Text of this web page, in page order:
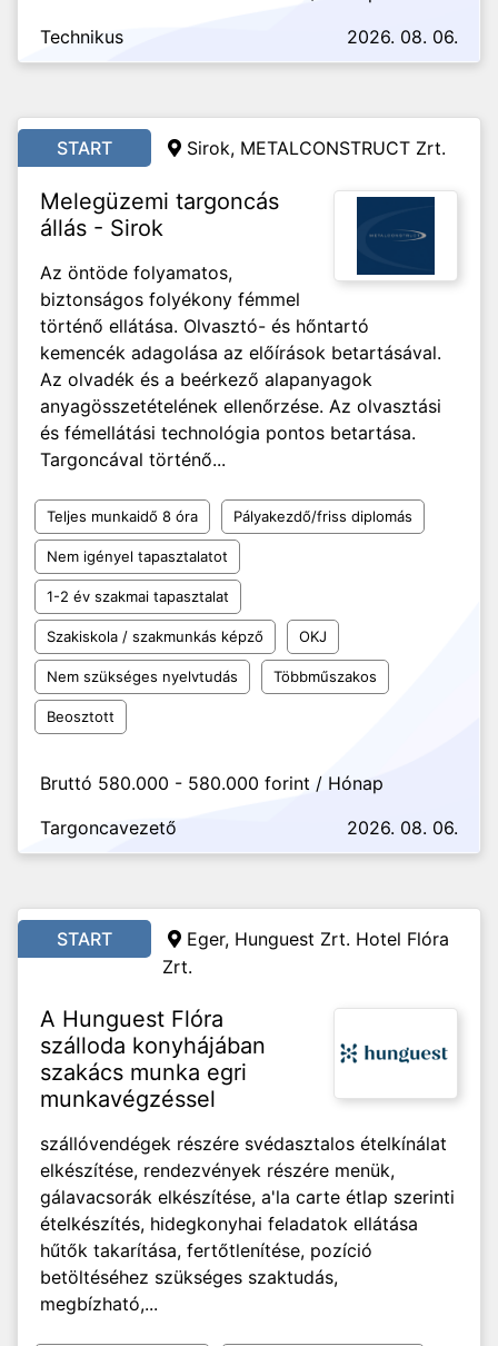
Technikus
2026. 08. 06.
START Sirok, METALCONSTRUCT Zrt.
Melegüzemi targoncás
állás - Sirok
Az öntöde folyamatos,
biztonságos folyékony fémmel
történő ellátása. Olvasztó- és hőntartó
kemencék adagolása az előírások betartásával.
Az olvadék és a beérkező alapanyagok
anyagösszetételének ellenőrzése. Az olvasztási
és fémellátási technológia pontos betartása.
Targoncával történő...
Teljes munkaidő 8 óra Pályakezdő/friss diplomás
Nem igényel tapasztalatot
1-2 év szakmai tapasztalat
Szakiskola / szakmunkás képző OKJ
Nem szükséges nyelvtudás Többműszakos
Beosztott
Bruttó 580.000 - 580.000 forint / Hónap
Targoncavezető
2026. 08. 06.
START Eger, Hunguest Zrt. Hotel Flóra
Zrt.
A Hunguest Flóra
szálloda konyhájában
szakács munka egri
munkavégzéssel
szállóvendégek részére svédasztalos ételkínálat
elkészítése, rendezvények részére menük,
gálavacsorák elkészítése, a'la carte étlap szerinti
ételkészítés, hidegkonyhai feladatok ellátása
hűtők takarítása, fertőtlenítése, pozíció
betöltéséhez szükséges szaktudás,
megbízható,...